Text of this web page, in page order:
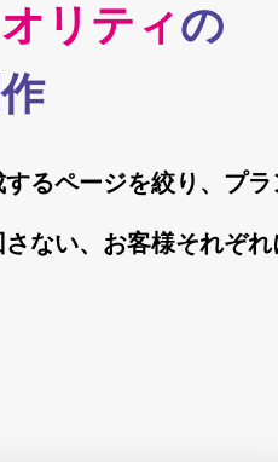
リティの
るページを絞り、プ
ない、お客様それぞ